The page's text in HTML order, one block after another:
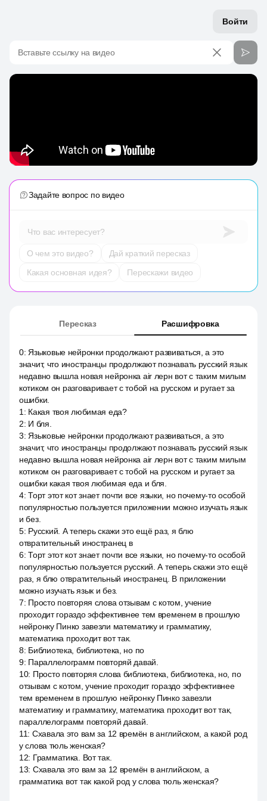
Войти
Вставьте ссылку на видео
Задайте вопрос по видео
Что вас интересует?
О чем это видео?
Дай краткий пересказ
Какая основная идея?
Перескажи видео
Пересказ Расшифровка
0: Языковые нейронки продолжают развиваться, а это
значит, что иностранцы продолжают познавать русский язык
недавно вышла новая нейронка air лерн вот с таким милым
котиком он разговаривает с тобой на русском и ругает за
ошибки.
1 : Какая твоя любимая еда?
2: И бля.
3: Языковые нейронки продолжают развиваться, а это
значит, что иностранцы продолжают познавать русский язык
недавно вышла новая нейронка air лерн вот с таким милым
котиком он разговаривает с тобой на русском и ругает за
ошибки какая твоя любимая еда и бля.
4:Торт этот кот знает почти все языки, но почему-то особой
популярностью пользуется приложении можно изучать язык
и без.
5: Русский. А теперь скажи это ещё раз, я блю
отвратительный иностранец в
6:Торт этот кот знает почти все языки, но почему-то особой
популярностью пользуется русский. А теперь скажи это ещё
раз, я блю отвратительный иностранец. В приложении
можно изучать язык и без.
7: Просто повторяя слова отзывам с котом, учение
проходит гораздо эффективнее тем временем в прошлую
нейронку Пинко завезли математику и грамматику,
математика проходит вот так.
8: Библиотека, библиотека, но по
9: Параллелограмм повторяй давай.
10: Просто повторяя слова библиотека, библиотека, но, по
отзывам с котом, учение проходит гораздо эффективнее
тем временем в прошлую нейронку Пинко завезли
математику и грамматику, математика проходит вот так,
параллелограмм повторяй давай.
11: Схавала это вам за 12 времён в английском, а какой род
у слова тюль женская?
12: Грамматика. Вот так.
13: Схавала это вам за 12 времён в английском, а
грамматика вот так какой род у слова тюль женская?